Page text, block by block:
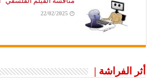
22/02/2025
أثر الفراشة |